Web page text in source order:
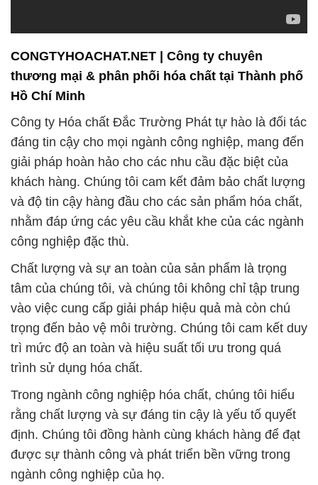
và độ tin cậy hàng đầu cho các sản phẩm hóa chất,
nhằm đáp ứng các yêu cầu khắt khe của các ngành
công nghiệp đặc thù.
Chất lượng và sự an toàn của sản phẩm là trọng
tâm của chúng tôi, và chúng tôi không chỉ tập trung
vào việc cung cấp giải pháp hiệu quả mà còn chú
trọng đến bảo vệ môi trường. Chúng tôi cam kết duy
trì mức độ an toàn và hiệu suất tối ưu trong quá
trình sử dụng hóa chất.
Trong ngành công nghiệp hóa chất, chúng tôi hiểu
rằng chất lượng và sự đáng tin cậy là yếu tố quyết
định. Chúng tôi đồng hành cùng khách hàng để đạt
được sự thành công và phát triển bền vững trong
ngành công nghiệp của họ.
Chúng tôi luôn lắng nghe và hỗ trợ khách hàng ở
mọi khía cạnh, từ tư vấn sản phẩm đến hỗ trợ kỹ
thuật, nhằm đảm bảo họ luôn hài lòng với lựa chọn
của mình. Quy trình sản xuất và phân phối của
chúng tôi tuân thủ các tiêu chuẩn và quy định
nghiêm ngặt, đảm bảo an toàn và hiệu suất tối ưu
cho mọi ứng dụng.
Chúng tôi xem khách hàng không chỉ là đối tác mà